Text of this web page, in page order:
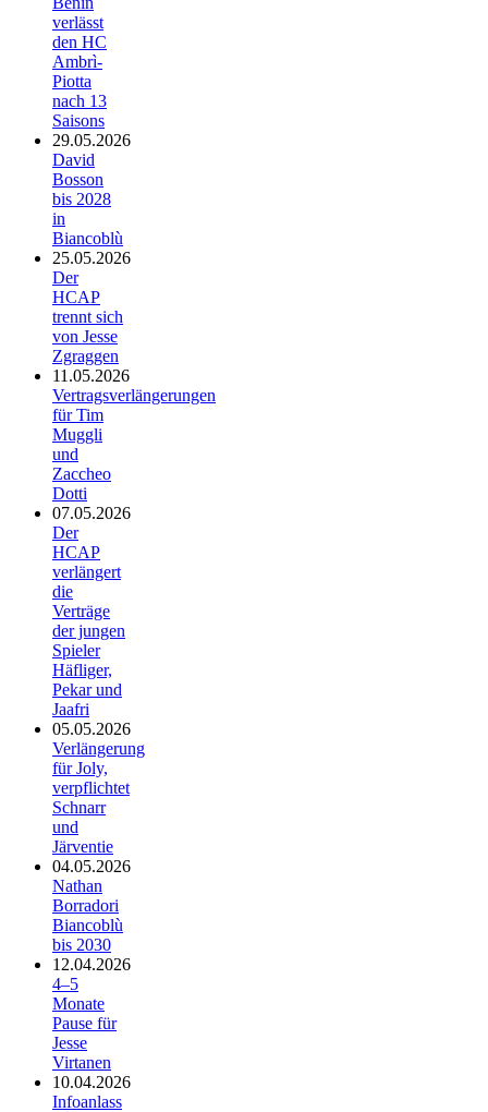
verlässt
den HC
Ambrì-
Piotta
nach 13
Saisons
29.05.2026
David
Bosson
bis 2028
in
Biancoblù
25.05.2026
Der
HCAP
trennt sich
von Jesse
Zgraggen
11.05.2026
Vertragsverlängerungen
für Tim
Muggli
und
Zaccheo
Dotti
07.05.2026
Der
HCAP
verlängert
die
Verträge
der jungen
Spieler
Häfliger,
Pekar und
Jaafri
05.05.2026
Verlängerung
für Joly,
verpflichtet
Schnarr
und
Järventie
04.05.2026
Nathan
Borradori
Biancoblù
bis 2030
12.04.2026
4–5
Monate
Pause für
Jesse
Virtanen
10.04.2026
Infoanlass